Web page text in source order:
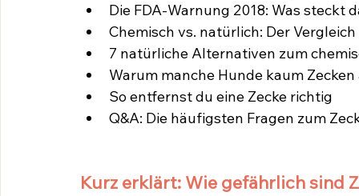
Die FDA-Warnung 2018: Was steckt
Chemisch vs. natürlich: Der
7 natürliche Alternativen zum
Warum manche Hunde kaum
So entfernst du eine Zecke richtig
Q&A: Die häufigsten Fragen zum
Kurz erklärt: Wie gefährlich sind